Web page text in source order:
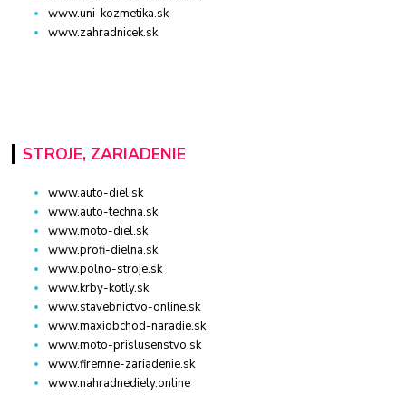
www.uni-kozmetika.sk
www.zahradnicek.sk
STROJE, ZARIADENIE
www.auto-diel.sk
www.auto-techna.sk
www.moto-diel.sk
www.profi-dielna.sk
www.polno-stroje.sk
www.krby-kotly.sk
www.stavebnictvo-online.sk
www.maxiobchod-naradie.sk
www.moto-prislusenstvo.sk
www.firemne-zariadenie.sk
www.nahradnediely.online